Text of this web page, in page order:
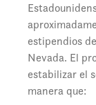
estipendios
Nevada. El
estabilizar el
manera que: